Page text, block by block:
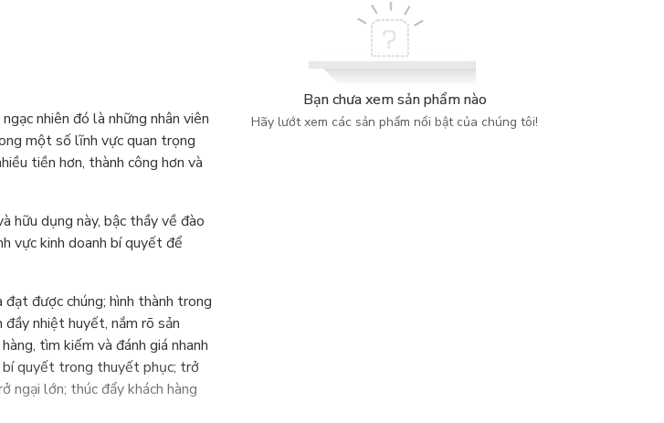
nhiên đó là những nhân viên
một số lĩnh vực quan trọng
tiền hơn, thành công hơn và
hữu dụng này, bậc thầy về đào
vực kinh doanh bí quyết để
được chúng; hình thành trong
nhiệt huyết, nắm rõ sản
tìm kiếm và đánh giá nhanh
bí quyết trong thuyết phục; trở
lớn; thúc đẩy khách hàng
Bạn chưa xem sản phẩm nào
Hãy lướt xem các sản phẩm nổi bật của chúng tôi!